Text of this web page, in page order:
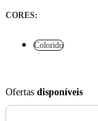
CORES:
Colorido
Ofertas disponíveis